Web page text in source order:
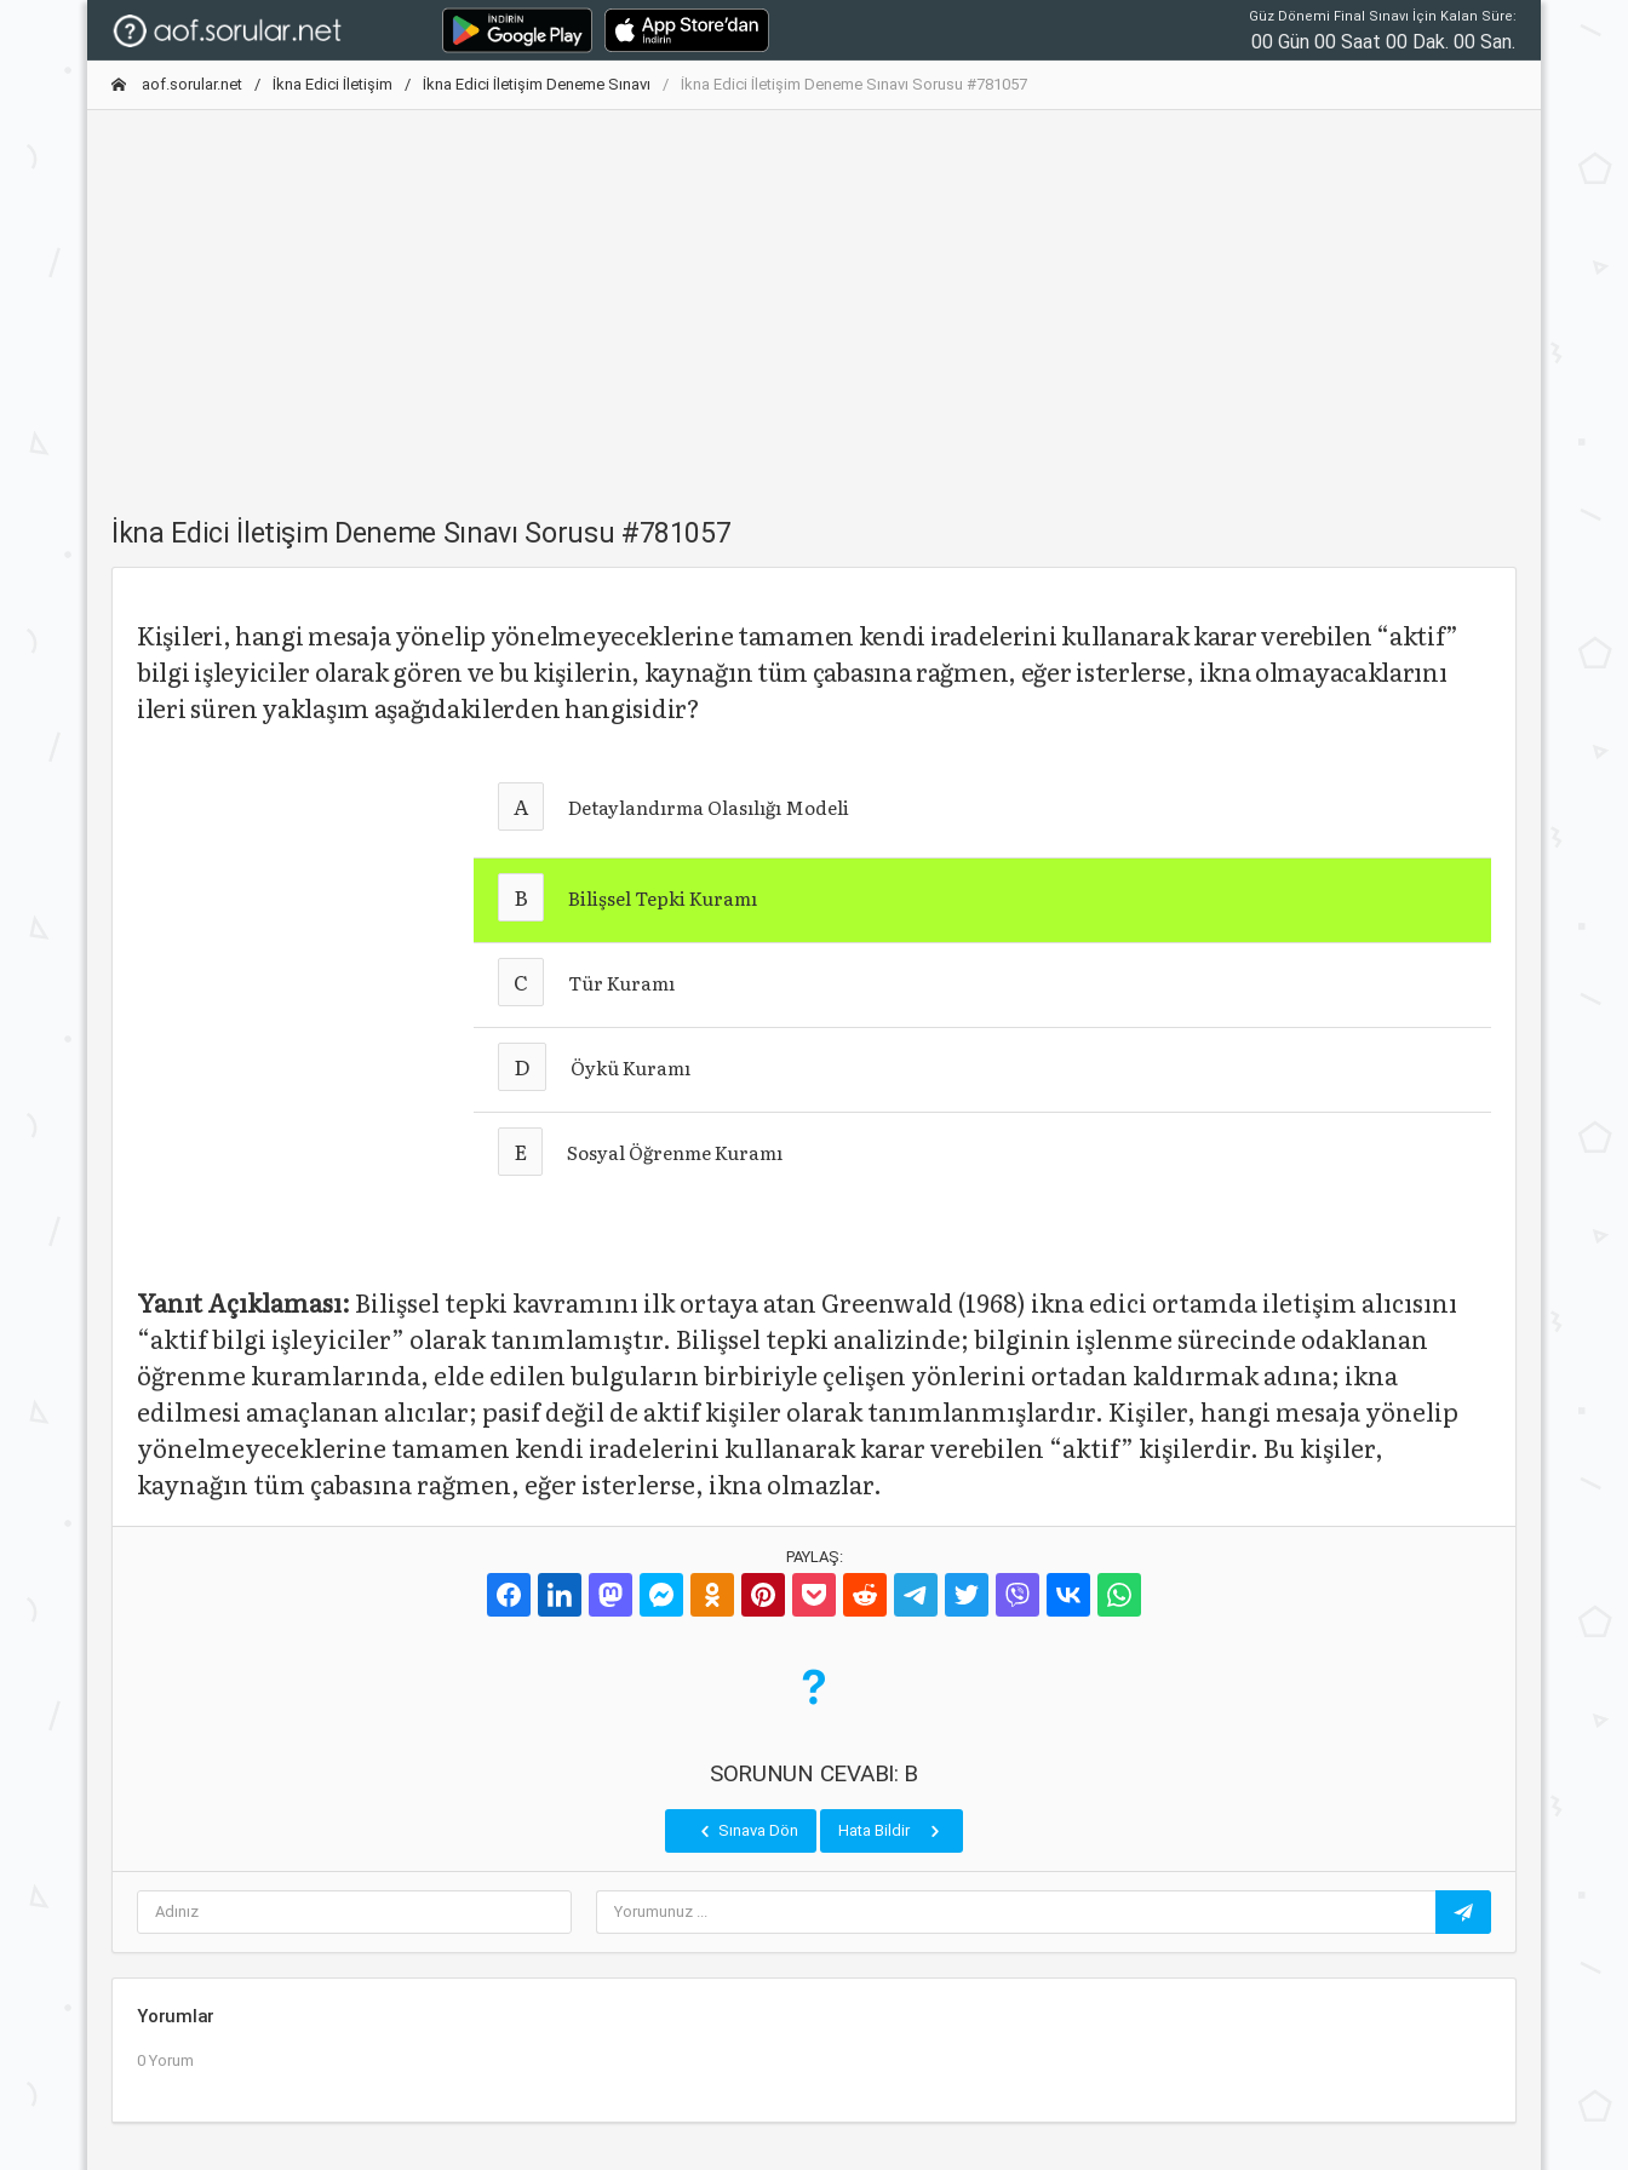
Güz Dönemi Final Sınavı İçin Kalan Süre:
00 Gün 00 Saat 00 Dak. 00 San.
aof.sorular.net İkna Edici İletişim İkna Edici İletişim Deneme Sınavı İkna Edici İletişim Deneme Sınavı Sorusu #781057
İkna Edici İletişim Deneme Sınavı Sorusu #781057
Kişileri, hangi mesaja yönelip yönelmeyeceklerine tamamen kendi iradelerini kullanarak karar verebilen “aktif”
bilgi işleyiciler olarak gören ve bu kişilerin, kaynağın tüm çabasına rağmen, eğer isterlerse, ikna olmayacaklarını
ileri süren yaklaşım aşağıdakilerden hangisidir?
A Detaylandırma Olasılığı Modeli
B Bilişsel Tepki Kuramı
C Tür Kuramı
D Öykü Kuramı
E Sosyal Öğrenme Kuramı
Yanıt Açıklaması: Bilişsel tepki kavramını ilk ortaya atan Greenwald (1968) ikna edici ortamda iletişim alıcısını
“aktif bilgi işleyiciler” olarak tanımlamıştır. Bilişsel tepki analizinde; bilginin işlenme sürecinde odaklanan
öğrenme kuramlarında, elde edilen bulguların birbiriyle çelişen yönlerini ortadan kaldırmak adına; ikna
edilmesi amaçlanan alıcılar; pasif değil de aktif kişiler olarak tanımlanmışlardır. Kişiler, hangi mesaja yönelip
yönelmeyeceklerine tamamen kendi iradelerini kullanarak karar verebilen “aktif” kişilerdir. Bu kişiler,
kaynağın tüm çabasına rağmen, eğer isterlerse, ikna olmazlar.
PAYLAŞ:
SORUNUN CEVABI: B
Sınava Dön Hata Bildir
Yorumlar
0 Yorum